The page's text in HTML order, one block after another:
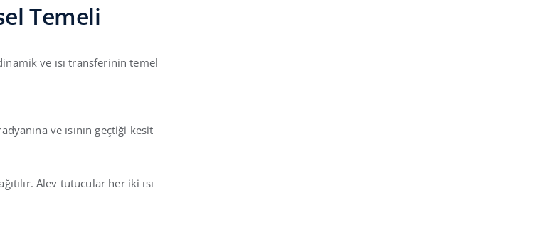
Temeli
ve ısı transferinin temel
ve ısının geçtiği kesit
Alev tutucular her iki ısı